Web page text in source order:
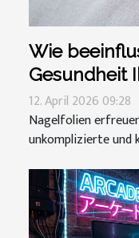
Wie
Gesundheit
12. April 2026 09:28
Nagelfolien
unkomplizierte und